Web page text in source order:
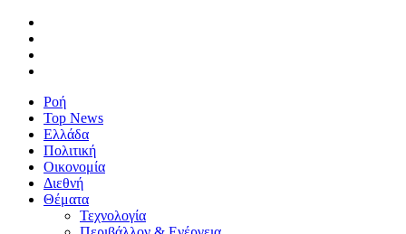
Ροή
Top News
Ελλάδα
Πολιτική
Οικονομία
Διεθνή
Θέματα
Τεχνολογία